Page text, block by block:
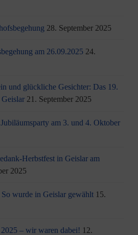
28. September 2025
am 26.09.2025 24.
und glückliche Gesichter: Das 19.
21. September 2025
am 3. und 4. Oktober
Herbstfest in Geislar am
2025
wurde in Geislar gewählt 15.
– wir waren dabei! 12.